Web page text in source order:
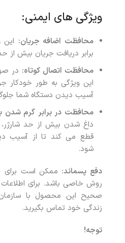
ویژگی های ایمنی:
محافظت اضافه جریان:
برابر دریافت جریان بیش
محافظت اتصال کوتاه: در
این ویژگی به طور خودکار
آسیب دیدن دستگاه شما
محافظت در برابر گرم شدن
داغ شدن بیش از حد شارژر،
قطع می کند تا از آسیب
شود.
دفع پسماند: ممکن است برای
روش خاصی باشد. برای
صحیح این محصول با
زندگی خود تماس بگیرید.
توجه!